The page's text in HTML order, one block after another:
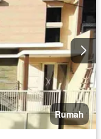
Rumah